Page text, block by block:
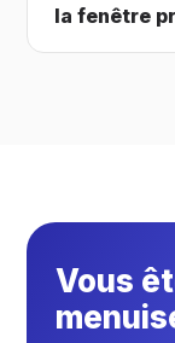
la fenêtre
Vous